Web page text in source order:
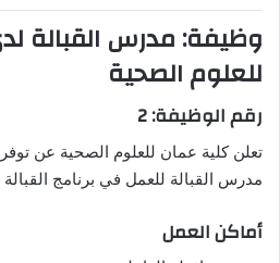
وظيفة: مدرس القبالة
للعلوم الصحية
رقم الوظيفة: 2
تعلن كلية عمان للعلوم الصحية عن
مدرس القبالة للعمل في برنامج
أماكن العمل